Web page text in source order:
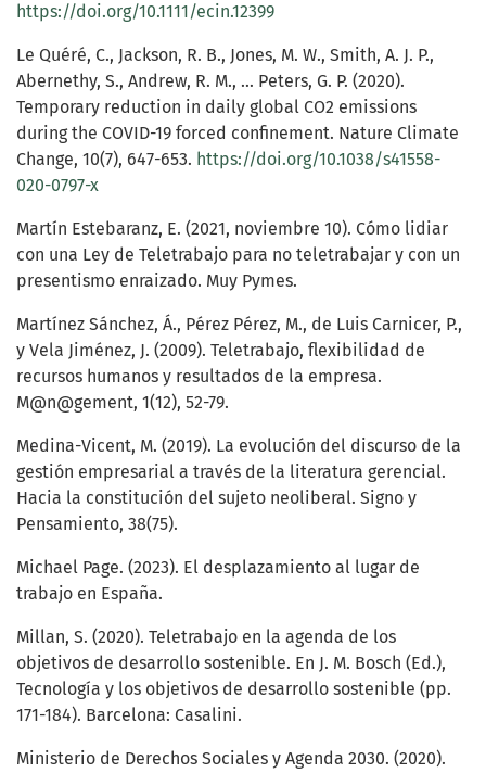
https://doi.org/10.1111/ecin.12399
Le Quéré, C., Jackson, R. B., Jones, M. W., Smith, A. J. P.,
Abernethy, S., Andrew, R. M., … Peters, G. P. (2020).
Temporary reduction in daily global CO2 emissions
during the COVID-19 forced confinement. Nature Climate
Change, 10(7), 647-653. https://doi.org/10.1038/s41558-
020-0797-x
Martín Estebaranz, E. (2021, noviembre 10). Cómo lidiar
con una Ley de Teletrabajo para no teletrabajar y con un
presentismo enraizado. Muy Pymes.
Martínez Sánchez, Á., Pérez Pérez, M., de Luis Carnicer, P.,
y Vela Jiménez, J. (2009). Teletrabajo, flexibilidad de
recursos humanos y resultados de la empresa.
M@n@gement, 1(12), 52-79.
Medina-Vicent, M. (2019). La evolución del discurso de la
gestión empresarial a través de la literatura gerencial.
Hacia la constitución del sujeto neoliberal. Signo y
Pensamiento, 38(75).
Michael Page. (2023). El desplazamiento al lugar de
trabajo en España.
Millan, S. (2020). Teletrabajo en la agenda de los
objetivos de desarrollo sostenible. En J. M. Bosch (Ed.),
Tecnología y los objetivos de desarrollo sostenible (pp.
171-184). Barcelona: Casalini.
Ministerio de Derechos Sociales y Agenda 2030. (2020).